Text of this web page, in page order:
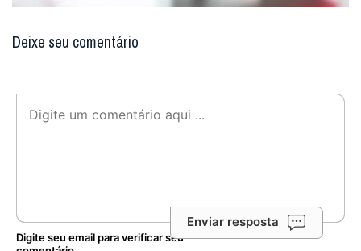
Deixe seu comentário
Enviar resposta
Digite seu email para verificar seu